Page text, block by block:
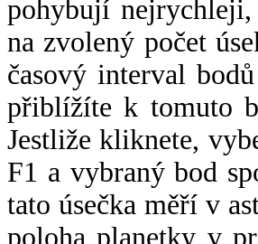
pohybují
na zvolený počet
časový interval
přiblížíte k tomuto
Jestliže kliknete,
F1 a vybraný bod
tato úsečka měří v
poloha planetky v